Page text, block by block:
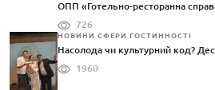
ОПП «Готельно-ресторанна
726
НОВИНИ СФЕРИ ГОСТИННОСТІ
Насолода чи культурний код?
1960